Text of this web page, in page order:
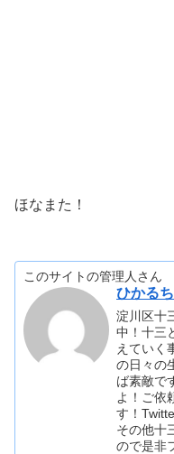
ほなまた！
このサイトの管理人さん
ひかるち
淀川区十
中！十三
えていく
の日々の
ば素敵で
よ！ご依
す！
その他十
ので是非